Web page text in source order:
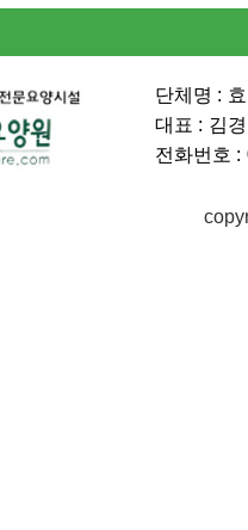
단체명 :
대표 : 김
전화번호 :